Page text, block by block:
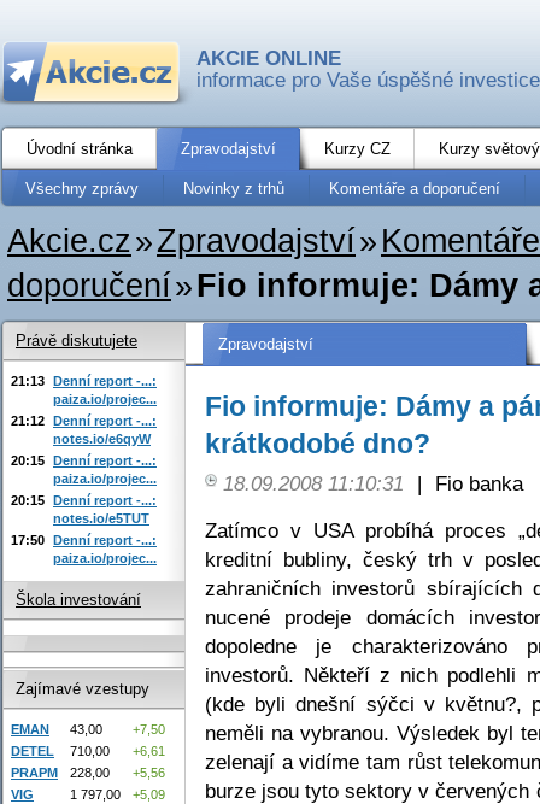
AKCIE ONLINE
informace pro Vaše úspěšné investice
Úvodní stránka Zpravodajství Kurzy CZ Kurzy
Všechny zprávy Novinky z trhů Komentáře a doporučení
Akcie.cz»Zpravodajství»
doporučení»Fio informuje: Dámy
Zpravodajství
Fio informuje: Dámy a
krátkodobé dno?
18.09.2008 11:10:31 |
Fio banka
Zatímco v USA probíhá proces
kreditní bubliny, český trh v
zahraničních investorů sbírajících
nucené prodeje domácích
dopoledne je charakterizováno
investorů. Někteří z nich podlehli
(kde byli dnešní sýčci v květnu?,
neměli na vybranou. Výsledek byl
zelenají a vidíme tam růst
burze jsou tyto sektory v červených
Právě diskutujete
21:13 Denní report -...:
paiza.io/projec...
21:12 Denní report -...:
notes.io/e6qyW
20:15 Denní report -...:
paiza.io/projec...
20:15 Denní report -...:
notes.io/e5TUT
17:50 Denní report -...:
paiza.io/projec...
Škola investování
Zajímavé vzestupy
EMAN 43,00
+7,50
DETEL
710,00
+6,61
PRAPM
228,00
+5,56
VIG
1 797,00
+5,09